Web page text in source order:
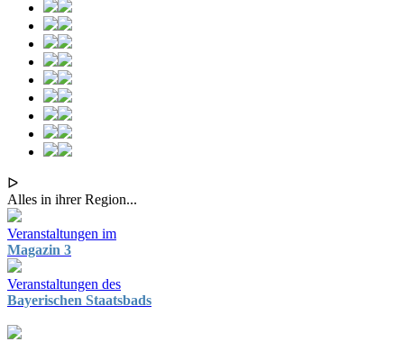
ᐅ
Alles in ihrer Region...
Veranstaltungen im
Magazin 3
Veranstaltungen des
Bayerischen Staatsbads